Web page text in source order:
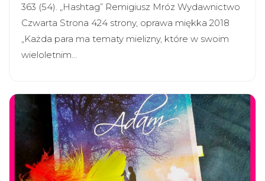
363 (54). „Hashtag” Remigiusz Mróz Wydawnictwo
Czwarta Strona 424 strony, oprawa miękka 2018
„Każda para ma tematy mielizny, które w swoim
wieloletnim…